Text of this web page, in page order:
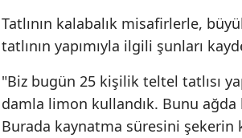
Tatlının kalabalık misafirlerle,
tatlının yapımıyla ilgili şunları
"Biz bugün 25 kişilik teltel tatlısı
damla limon kullandık. Bunu ağda
Burada kaynatma süresini şekerin